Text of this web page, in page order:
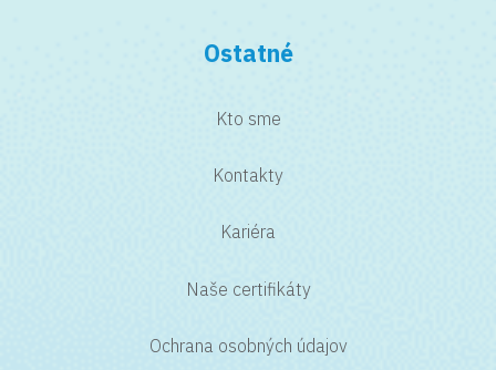
Ostatné
Kto sme
Kontakty
Kariéra
Naše certifikáty
Ochrana osobných údajov